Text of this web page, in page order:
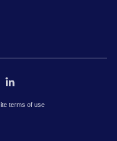
terms of use
práva vyhrazena.